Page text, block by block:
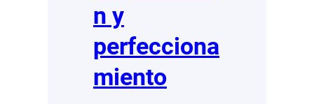
n y
perfecciona
miento